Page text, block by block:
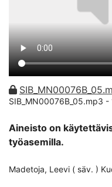
SIB_MN00076B_05.mp3 -
Aineisto on
työasemilla.
Madetoja, Leevi ( säv. )